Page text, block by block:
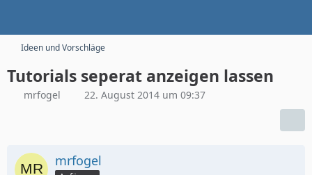
Ideen und Vorschläge
Tutorials seperat anzeigen lassen
mrfogel 22. August 2014 um 09:37
mrfogel